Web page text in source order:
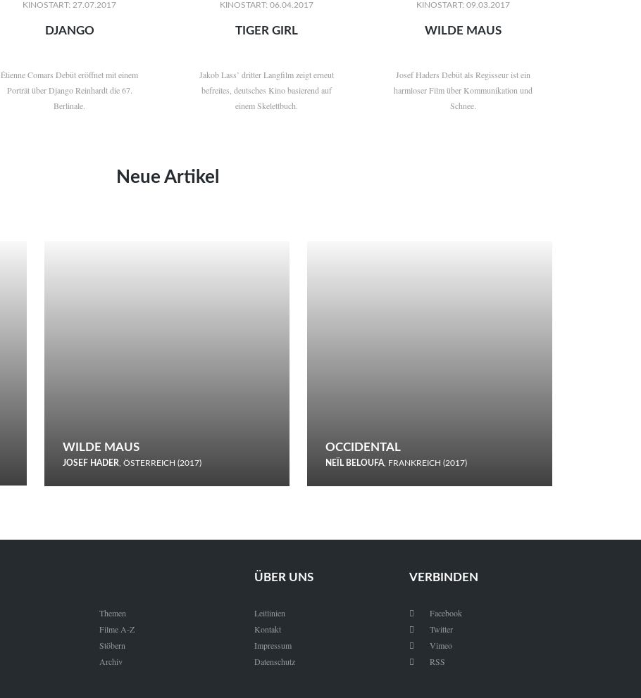
KINOSTART: 27.07.2017
DJANGO
Étienne Comars Debüt eröffnet mit einem
Porträt über Django Reinhardt die 67.
Berlinale.
KINOSTART: 06.04.2017
TIGER GIRL
Jakob Lass’ dritter Langfilm zeigt erneut
befreites, deutsches Kino basierend auf
einem Skelettbuch.
KINOSTART: 09.03.2017
WILDE MAUS
Josef Haders Debüt als Regisseur ist ein
harmloser Film über Kommunikation und
Schnee.
Neue Artikel
WILDE MAUS
JOSEF HADER, ÖSTERREICH (2017)
Schnee.
OCCIDENTAL
NEÏL BELOUFA, FRANKREICH (2017)
Themen
Filme A-Z
Stöbern
Archiv
ÜBER UNS
Leitlinien
Kontakt
Impressum
Datenschutz
VERBINDEN
 Facebook
 Twitter
 Vimeo
 RSS